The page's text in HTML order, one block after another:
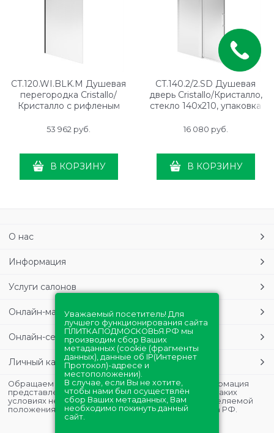
CT.120.WI.BLK.M Душевая
перегородка Cristallo/
Кристалло с рифленым
черный
53 962 руб.
В КОРЗИНУ
CT.140.2/2.SD Душевая
дверь Cristallo/Кристалло,
стекло 140х210, упаковка
16 080 руб.
В КОРЗИНУ
О нас
Информация
Услуги салонов
Онлайн-магазин
Онлайн-сервисы
Личный кабинет
Обращаем Ваше внимание на то, что данная информация
представлена в ознакомительных целях и ни при каких
условиях не является публичной офертой, определяемой
положениями Статьи 437 (2) Гражданского кодекса РФ.
Уважаемый посетитель! Для
лучшего функционирования сайта
ПЛИТКАПОДМОСКОВЬЯ.РФ мы
производим сбор Ваших
метаданных (cookie (фрагменты
данных), данные об IP(Интернет
Протокол)-адресе и
местоположении).
В случае, если Вы не хотите,
чтобы нами был осуществлён
сбор Ваших метаданных, Вам
необходимо покинуть данный
сайт.